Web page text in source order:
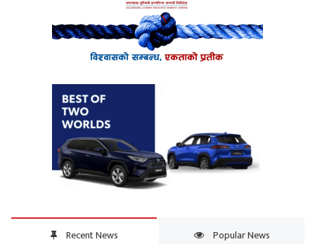
Recent News Popular News